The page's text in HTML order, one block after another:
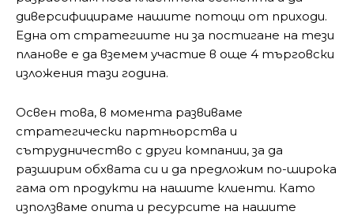
диверсифицираме нашите потоци от приходи.
Една от стратегиите ни за постигане на тези
планове е да вземем участие в още 4 търговски
изложения тази година.
Освен това, в момента развиваме
стратегически партньорства и
сътрудничество с други компании, за да
разширим обхвата си и да предложим по-широка
гама от продукти на нашите клиенти. Като
използваме опита и ресурсите на нашите